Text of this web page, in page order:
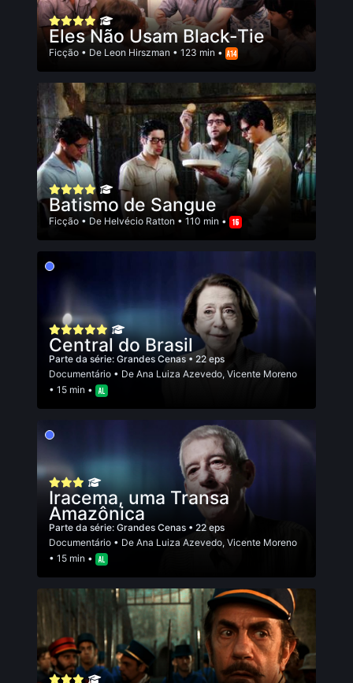
Eles Não Usam Black-Tie
Ficção • De Leon Hirszman • 123 min •
Batismo de Sangue
Ficção • De Helvécio Ratton • 110 min •
Central do Brasil
Parte da série: Grandes Cenas • 22 eps
Documentário • De Ana Luiza Azevedo, Vicente Moreno
• 15 min •
Iracema, uma Transa
Amazônica
Parte da série: Grandes Cenas • 22 eps
Documentário • De Ana Luiza Azevedo, Vicente Moreno
• 15 min •